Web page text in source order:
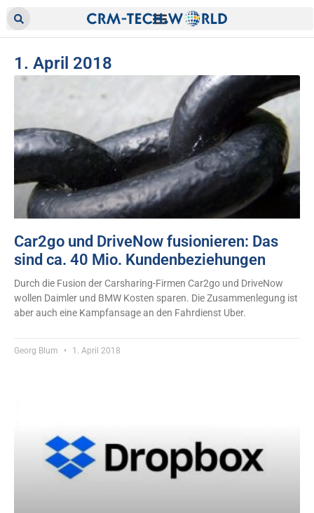
1. April 2018
Car2go und DriveNow fusionieren: Das
sind ca. 40 Mio. Kundenbeziehungen
Durch die Fusion der Carsharing-Firmen Car2go und DriveNow
wollen Daimler und BMW Kosten sparen. Die Zusammenlegung ist
aber auch eine Kampfansage an den Fahrdienst Uber.
Georg Blum 1. April 2018